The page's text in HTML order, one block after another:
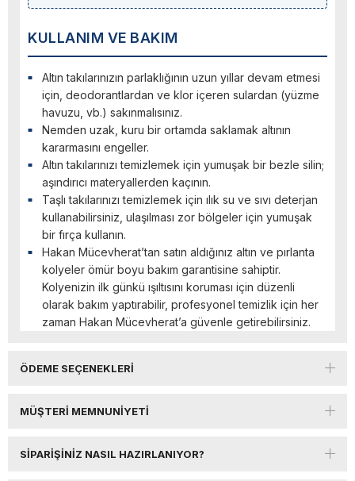
KULLANIM VE BAKIM
Altın takılarınızın parlaklığının uzun yıllar devam etmesi
için, deodorantlardan ve klor içeren sulardan (yüzme
havuzu, vb.) sakınmalısınız.
Nemden uzak, kuru bir ortamda saklamak altının
kararmasını engeller.
Altın takılarınızı temizlemek için yumuşak bir bezle silin;
aşındırıcı materyallerden kaçının.
Taşlı takılarınızı temizlemek için ılık su ve sıvı deterjan
kullanabilirsiniz, ulaşılması zor bölgeler için yumuşak
bir fırça kullanın.
Hakan Mücevherat’tan satın aldığınız altın ve pırlanta
kolyeler ömür boyu bakım garantisine sahiptir.
Kolyenizin ilk günkü ışıltısını koruması için düzenli
olarak bakım yaptırabilir, profesyonel temizlik için her
zaman Hakan Mücevherat’a güvenle getirebilirsiniz.
ÖDEME SEÇENEKLERI
MÜŞTERI MEMNUNIYETI
SIPARIŞINIZ NASIL HAZIRLANIYOR?